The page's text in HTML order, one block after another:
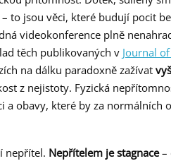
to jsou věci, které budují pocit
videokonference plně
těch publikovaných v Journal
na dálku paradoxně zažívat
z nejistoty. Fyzická
a obavy, které by za normálních
nepřítel. Nepřítelem je stagnace–